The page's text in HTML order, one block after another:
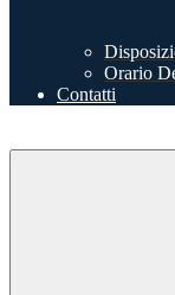
Orario
Contatti